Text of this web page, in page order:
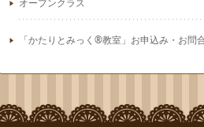
「かたりとみっく®教室」お申込み・お問